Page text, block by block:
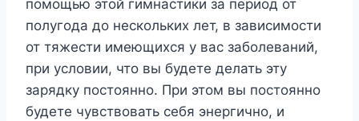
помощью этой гимнастики за период от
полугода до нескольких лет, в зависимости
от тяжести имеющихся у вас заболеваний,
при условии, что вы будете делать эту
зарядку постоянно. При этом вы постоянно
будете чувствовать себя энергично, и